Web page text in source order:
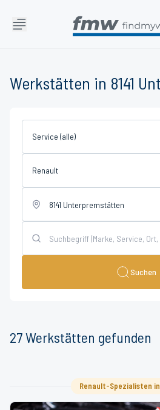
Werkstätten in 8141
Service (alle)
Renault
Suchen
27Werkstätten gefunden
Renault-Spezialisten